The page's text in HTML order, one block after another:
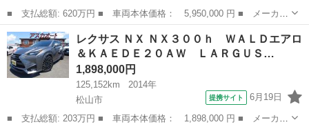
■ 支払総額: 620万円 ■ 車両本体価格： 5,950,000 円 ■ メーカー
名： レクサス ■ 車種名： ＬＸ ■ グレード名： ＬＸ５７０
４ＷＤ ■ 排気量： 5700cc ■ ドア枚数： 5D ■ ミッション...
愛媛 四国中央市
レクサス ＮＸ ＮＸ３００ｈ ＷＡＬＤエアロ
＆ＫＡＥＤＥ２０ＡＷ ＬＡＲＧＵＳ…
1,898,000円
125,152km
2014年
松山市
提携サイト 6月19日
■ 支払総額: 203万円 ■ 車両本体価格： 1,898,000 円 ■ メーカー